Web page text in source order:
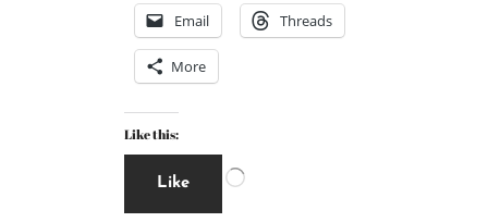
Email Threads
More
Like this:
Like